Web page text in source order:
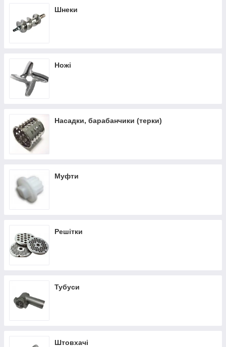
практичним приготуванням. Ви можете відшукати всі
необхідні змінні деталі та запчастини до електром'ясорубки
на сторінках популярного інтернет-магазину GoodParts.
електром'ясорубок і не тільки:
ножі;
шестерні;
муфти;
терки та інші запчастини.
Наш магазин пропонує вам купити запчастини до м'ясорубки
аксесуарів для інших побутових приладів і техніки, який ви
можете замовити онлайн.
Шнеки
Ножі
Насадки, барабанчики (терки)
Муфти
Решітки
Тубуси
Штовхачі